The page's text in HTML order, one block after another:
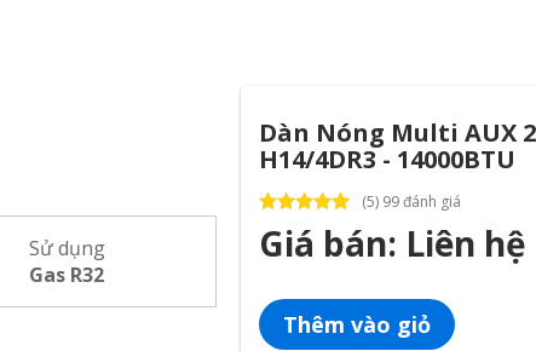
Sử dụng
Gas R32
Dàn Nóng Multi AUX
H14/4DR3 - 14000BTU
(5) 99 đánh giá
Giá bán: Liên hệ
Thêm vào giỏ